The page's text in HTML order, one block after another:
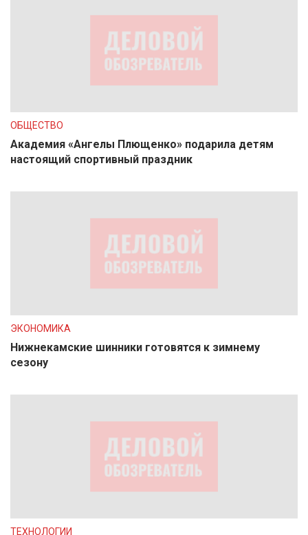
ОБЩЕСТВО
Академия «Ангелы Плющенко» подарила детям
настоящий спортивный праздник
ЭКОНОМИКА
Нижнекамские шинники готовятся к зимнему
сезону
ТЕХНОЛОГИИ